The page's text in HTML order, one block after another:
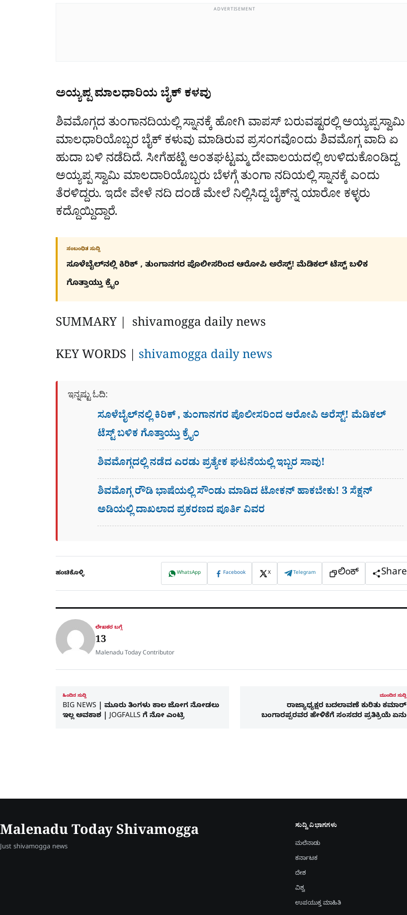
ADVERTISEMENT
ಅಯ್ಯಪ್ಪ ಮಾಲಧಾರಿಯ ಬೈಕ್‌ ಕಳವು
ಶಿವಮೊಗ್ಗದ ತುಂಗಾನದಿಯಲ್ಲಿ ಸ್ನಾನಕ್ಕೆ ಹೋಗಿ ವಾಪಸ್‌ ಬರುವಷ್ಟರಲ್ಲಿ ಅಯ್ಯಪ್ಪಸ್ವಾಮಿ
ಮಾಲಧಾರಿಯೊಬ್ಬರ ಬೈಕ್‌ ಕಳುವು ಮಾಡಿರುವ ಪ್ರಸಂಗವೊಂದು ಶಿವಮೊಗ್ಗ ವಾದಿ ಏ
ಹುದಾ ಬಳಿ ನಡೆದಿದೆ. ಸೀಗೆಹಟ್ಟಿ ಅಂತಘಟ್ಟಮ್ಮ ದೇವಾಲಯದಲ್ಲಿ ಉಳಿದುಕೊಂಡಿದ್ದ
ಅಯ್ಯಪ್ಪ ಸ್ವಾಮಿ ಮಾಲದಾರಿಯೊಬ್ಬರು ಬೆಳಗ್ಗೆ ತುಂಗಾ ನದಿಯಲ್ಲಿ ಸ್ನಾನಕ್ಕೆ ಎಂದು
ತೆರಳಿದ್ದರು. ಇದೇ ವೇಳೆ ನದಿ ದಂಡೆ ಮೇಲೆ ನಿಲ್ಲಿಸಿದ್ದ ಬೈಕ್‌ನ್ನ ಯಾರೋ ಕಳ್ಳರು
ಕದ್ದೊಯ್ದಿದ್ದಾರೆ.
ಸಂಬಂಧಿತ ಸುದ್ದಿ
ಸೂಳೆಬೈಲ್​ನಲ್ಲಿ ಕಿರಿಕ್​ , ತುಂಗಾನಗರ ಪೊಲೀಸರಿಂದ ಆರೋಪಿ ಅರೆಸ್ಟ್! ಮೆಡಿಕಲ್ ಟೆಸ್ಟ್​ ಬಳಿಕ
ಗೊತ್ತಾಯ್ತು ಕ್ರೈಂ
SUMMARY | shivamogga daily news
KEY WORDS | shivamogga daily news
ಇನ್ನಷ್ಟು ಓದಿ:
ಸೂಳೆಬೈಲ್​ನಲ್ಲಿ ಕಿರಿಕ್​ , ತುಂಗಾನಗರ ಪೊಲೀಸರಿಂದ ಆರೋಪಿ ಅರೆಸ್ಟ್! ಮೆಡಿಕಲ್
ಟೆಸ್ಟ್​ ಬಳಿಕ ಗೊತ್ತಾಯ್ತು ಕ್ರೈಂ
ಶಿವಮೊಗ್ಗದಲ್ಲಿ ನಡೆದ ಎರಡು ಪ್ರತ್ಯೇಕ ಘಟನೆಯಲ್ಲಿ ಇಬ್ಬರ ಸಾವು!
ಶಿವಮೊಗ್ಗ ರೌಡಿ ಭಾಷೆಯಲ್ಲಿ ಸೌಂಡು ಮಾಡಿದ ಟೋಕನ್ ಹಾಕಬೇಕು! 3 ಸೆಕ್ಷನ್​
ಅಡಿಯಲ್ಲಿ ದಾಖಲಾದ ಪ್ರಕರಣದ ಪೂರ್ತಿ ವಿವರ
ಹಂಚಿಕೊಳ್ಳಿ WhatsApp Facebook X Telegram ಲಿಂಕ್ Share
ಲೇಖಕರ ಬಗ್ಗೆ
13
Malenadu Today Contributor
ಹಿಂದಿನ ಸುದ್ದಿ
BIG NEWS | ಮೂರು ತಿಂಗಳು ಕಾಲ ಜೋಗ ನೋಡಲು
ಇಲ್ಲ ಅವಕಾಶ | JOGFALLS ಗೆ ನೋ ಎಂಟ್ರಿ
ಮುಂದಿನ ಸುದ್ದಿ
ರಾಜ್ಯಾಧ್ಯಕ್ಷರ ಬದಲಾವಣೆ ಕುರಿತು ಕಮಾರ್‌
ಬಂಗಾರಪ್ಪರವರ ಹೇಳಿಕೆಗೆ ಸಂಸದರ ಪ್ರತಿಕ್ರಿಯೆ ಏನು
Malenadu Today Shivamogga
Just shivamogga news
ಸುದ್ದಿ ವಿಭಾಗಗಳು
ಮಲೆನಾಡು
ಕರ್ನಾಟಕ
ದೇಶ
ವಿಶ್ವ
ಉಪಯುಕ್ತ ಮಾಹಿತಿ